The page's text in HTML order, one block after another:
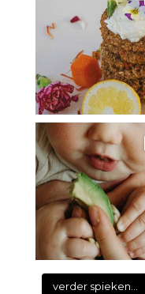
verder spieken...